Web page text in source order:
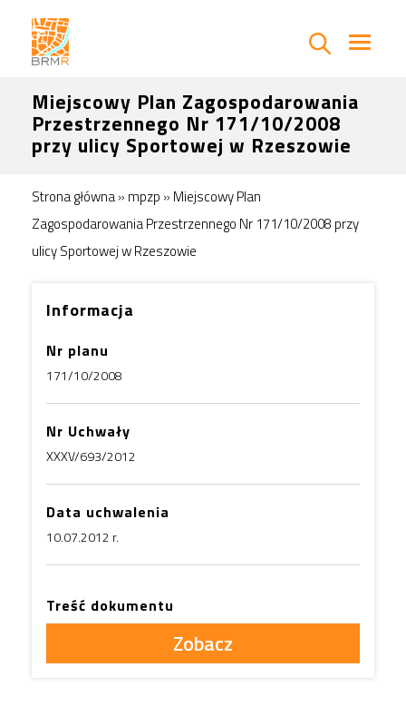
Miejscowy Plan Zagospodarowania
Przestrzennego Nr 171/10/2008
przy ulicy Sportowej w Rzeszowie
Strona główna» mpzp » Miejscowy Plan
Zagospodarowania Przestrzennego Nr 171/10/2008 przy
ulicy Sportowej w Rzeszowie
Informacja
Nr planu
171/10/2008
Nr Uchwały
XXXV/693/2012
Data uchwalenia
10.07.2012 r.
Treść dokumentu
Zobacz